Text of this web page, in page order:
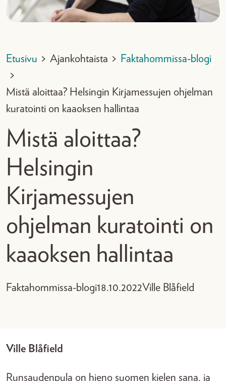
Etusivu > Ajankohtaista > Faktahommissa-blogi
>
Mistä aloittaa? Helsingin Kirjamessujen ohjelman
kuratointi on kaaoksen hallintaa
Mistä aloittaa?
Helsingin
Kirjamessujen
ohjelman kuratointi on
kaaoksen hallintaa
Faktahommissa-blogi18.10.2022Ville Blåfield
Ville Blåfield
Runsaudenpula on hieno suomen kielen sana, ja